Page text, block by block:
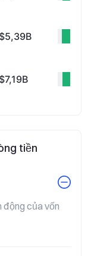
$5,39B
$7,19B
tiền
động của vốn